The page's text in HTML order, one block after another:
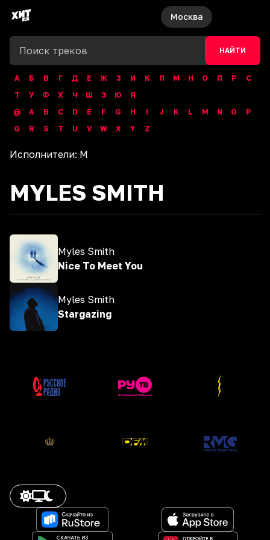
Москва
НАЙТИ
А Б В Г Д Е Ж З И К Л М Н О П Р
С
Т
У Ф Х Ч Ш Э Ю
Я
@
A B C D E F G H I J K L M N O
P
Q
R S T U V W X Y Z
Исполнители: M
MYLES SMITH
Myles Smith
Nice To Meet You
Myles Smith
Stargazing